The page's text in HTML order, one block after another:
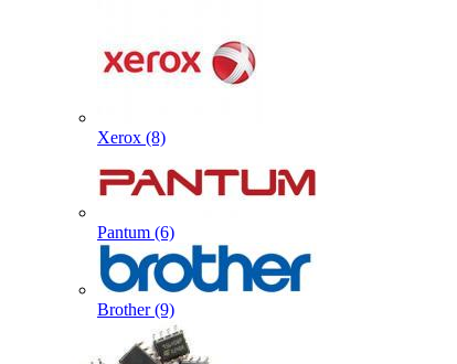
Xerox (8)
Pantum (6)
Brother (9)